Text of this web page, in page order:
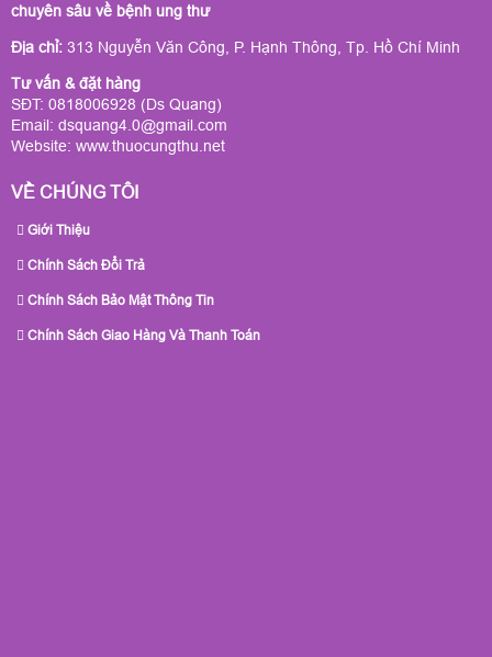
chuyên sâu về bệnh ung thư
Địa chỉ: 313 Nguyễn Văn Công, P. Hạnh Thông, Tp. Hồ Chí Minh
Tư vấn & đặt hàng
SĐT: 0818006928 (Ds Quang)
Email: dsquang4.0@gmail.com
Website: www.thuocungthu.net
VỀ CHÚNG TÔI
Giới Thiệu
Chính Sách Đổi Trả
Chính Sách Bảo Mật Thông Tin
Chính Sách Giao Hàng Và Thanh Toán